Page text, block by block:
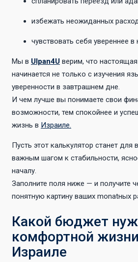
избежать неожиданных
чувствовать себя увереннее в
Мы в Ulpan4U верим, что настоящая
начинается не только с изучения
уверенности в завтрашнем дне.
И чем лучше вы понимаете свои
возможности, тем спокойнее и
жизнь в Израиле.
Пусть этот калькулятор станет для
важным шагом к стабильности,
началу.
Заполните поля ниже — и получите
понятную картину ваших monatных
Какой бюджет
комфортной
Израиле